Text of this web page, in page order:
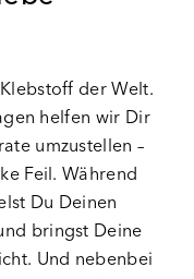
der Welt.
helfen wir Dir
umzustellen –
Feil. Während
Du Deinen
bringst Deine
Und nebenbei